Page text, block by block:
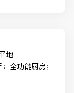
地；
全功能厨房；